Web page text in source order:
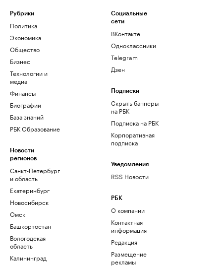
Рубрики
Политика
Экономика
Общество
Бизнес
Технологии и
медиа
Финансы
Биографии
База знаний
РБК Образование
Новости
регионов
Санкт-Петербург
и область
Екатеринбург
Новосибирск
Омск
Башкортостан
Вологодская
область
Калининград
Социальные
сети
ВКонтакте
Одноклассники
Telegram
Дзен
Подписки
Скрыть баннеры
на РБК
Подписка на РБК
Корпоративная
подписка
Уведомления
RSS Новости
РБК
О компании
Контактная
информация
Редакция
Размещение
рекламы